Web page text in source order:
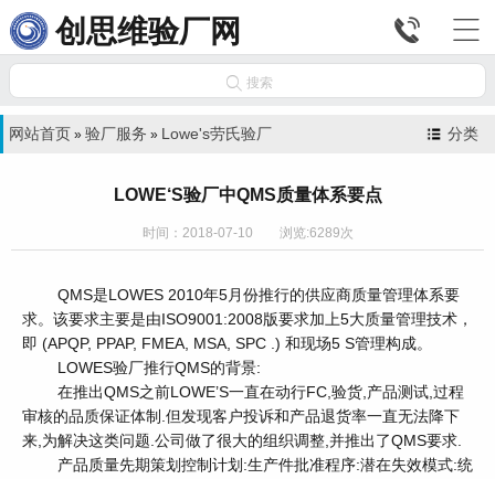
创思维验厂网 

 搜索
分类
网站首页 » 验厂服务 » Lowe's劳氏验厂
LOWE‘S验厂中QMS质量体系要点
时间：2018-07-10 浏览:6289次
QMS是LOWES 2010年5月份推行的供应商质量管理体系要
求。该要求主要是由ISO9001:2008版要求加上5大质量管理技术，
即 (APQP, PPAP, FMEA, MSA, SPC .) 和现场5 S管理构成。
LOWES验厂推行QMS的背景:
在推出QMS之前LOWE’S一直在动行FC,验货,产品测试,过程
审核的品质保证体制.但发现客户投诉和产品退货率一直无法降下
来,为解决这类问题.公司做了很大的组织调整,并推出了QMS要求.
产品质量先期策划控制计划 :生产件批准程序:潜在失效模式:统